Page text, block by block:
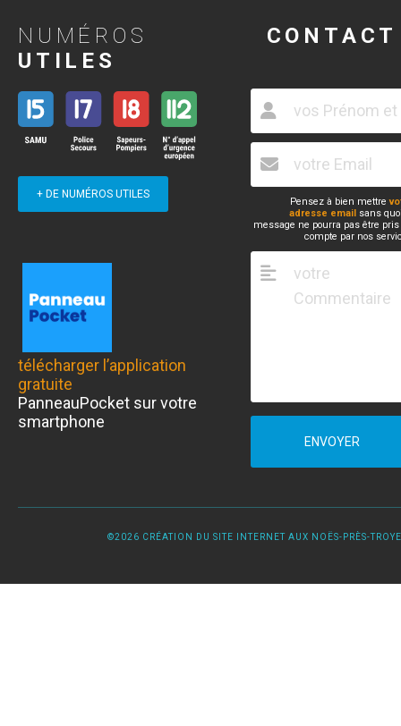
NUMÉROS
UTILES
+ DE NUMÉROS UTILES
télécharger l’application
gratuite
PanneauPocket sur votre
smartphone
CONTACT
Pensez à bien mettre
adresse email sans
message ne pourra pas être
compte par nos
ENVOYER
©2026 CRÉATION DU SITE INTERNET AUX NOËS-PRÈS-